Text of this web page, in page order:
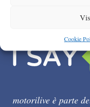
Cookie
motorilive è parte